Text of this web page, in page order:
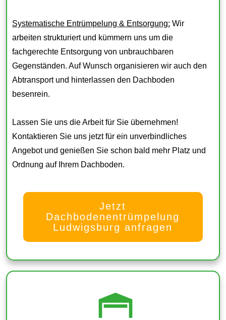
Systematische Entrümpelung & Entsorgung: Wir
arbeiten strukturiert und kümmern uns um die
fachgerechte Entsorgung von unbrauchbaren
Gegenständen. Auf Wunsch organisieren wir auch den
Abtransport und hinterlassen den Dachboden
besenrein.
Lassen Sie uns die Arbeit für Sie übernehmen!
Kontaktieren Sie uns jetzt für ein unverbindliches
Angebot und genießen Sie schon bald mehr Platz und
Ordnung auf Ihrem Dachboden.
Jetzt
Dachbodenentrümpelung
Ludwigsburg anfragen